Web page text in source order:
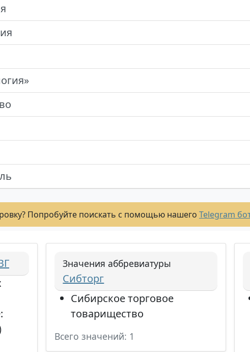
Попробуйте поискать с помощью нашего Telegram
Значения аббревиатуры
Сибторг
Сибирское торговое
товарищество
Всего значений: 1